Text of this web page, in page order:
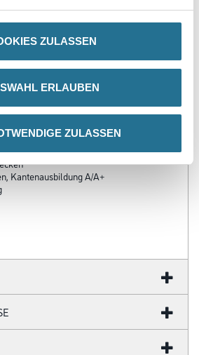
ZULASSEN
ERLAUBEN
ZULASSEN
d0
Kantenausbildung A/A+